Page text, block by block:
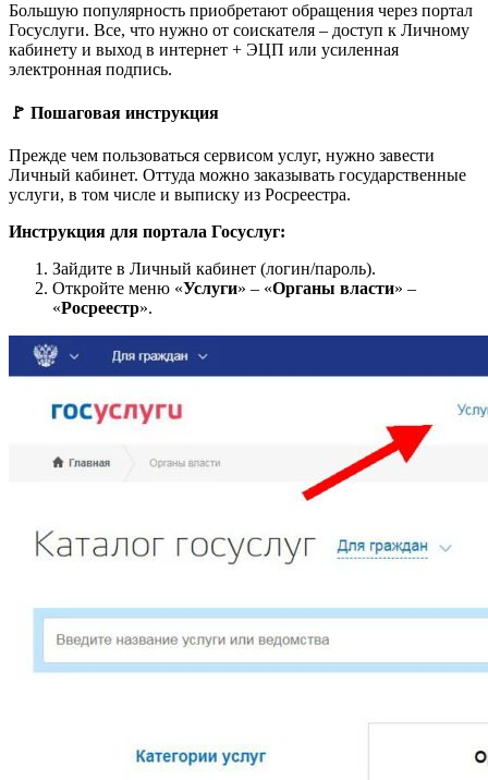
Большую популярность приобретают обращения через портал
Госуслуги. Все, что нужно от соискателя – доступ к Личному
кабинету и выход в интернет + ЭЦП или усиленная
электронная подпись.
🚩 Пошаговая инструкция
Прежде чем пользоваться сервисом услуг, нужно завести
Личный кабинет. Оттуда можно заказывать государственные
услуги, в том числе и выписку из Росреестра.
Инструкция для портала Госуслуг:
Зайдите в Личный кабинет (логин/пароль).
Откройте меню «Услуги» – «Органы власти» –
«Росреестр».